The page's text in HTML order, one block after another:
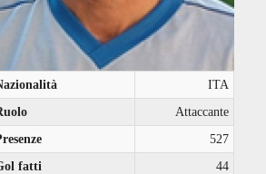
ITA
Attaccante
527
fatti
44